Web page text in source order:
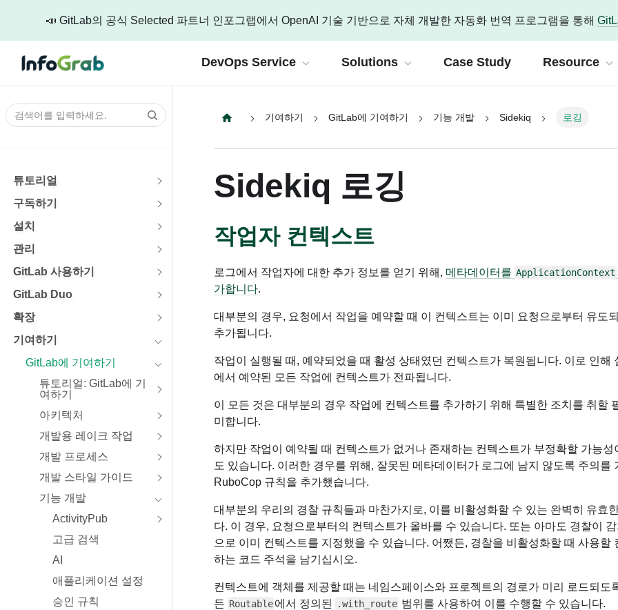
📣 GitLab의 공식 Selected 파트너 인포그랩에서 OpenAI 기술 기반으로 자체 개발한 자동화 번역 프로그램을 통해
DevOps Service
AI DevSecOps Engineering
AI DevOps 플랫폼 엔지니어링
AI와 DevSecOps 구축으로 만드는 강력한 변화
통합 인증 및 권한 관리
안전하고 효율적인 제어를 위한 통합과 인증, 권한 관리
자동화 CI/CD 파이프라인
보안이 완전 통합된 고속 자동화 파이프라인
마이그레이션
DevOps 현대화를 위한 마이그레이션
AI Test & Security
DevOps
Solutions
GitLab
Mattermost
개발자를 위한 협업 플랫폼
Teleport
Case Study Resource
기술 리소스
기술 블로그
릴리즈/뉴스
GitLab 버전별 기능
공식 기술 문서
Teleport 공식 기술
Company Home
About IG
DevOps 엑셀러레이터 인포그랩 소개
Career
인포그랩과 함께 멤버로 성장하고 싶다면
Culture & Life
인포그랩의 지속 가능 경영(ESG) 소개
About IG
IG Youtube
튜토리얼
구독하기
설치
관리
GitLab 사용하기
GitLab Duo
확장
기여하기
GitLab에 기여하기
튜토리얼: GitLab에 기
여하기
아키텍처
개발용 레이크 작업
개발 프로세스
개발 스타일 가이드
기능 개발
ActivityPub
고급 검색
AI
애플리케이션 설정
승인 규칙
기여하기 GitLab에 기여하기 기능 개발 Sidekiq 로깅
Sidekiq 로깅
작업자 컨텍스트
로그에서 작업자에 대한 추가 정보를 얻기 위해, 메타데이터를 ApplicationContext
가합니다.
대부분의 경우, 요청에서 작업을 예약할 때 이 컨텍스트는 이미 요청으로부터 유도
추가됩니다.
작업이 실행될 때, 예약되었을 때 활성 상태였던 컨텍스트가 복원됩니다. 이로 인해
에서 예약된 모든 작업에 컨텍스트가 전파됩니다.
이 모든 것은 대부분의 경우 작업에 컨텍스트를 추가하기 위해 특별한 조치를 취할
미합니다.
하지만 작업이 예약될 때 컨텍스트가 없거나 존재하는 컨텍스트가 부정확할 가능성
도 있습니다. 이러한 경우를 위해, 잘못된 메타데이터가 로그에 남지 않도록 주의를
RuboCop 규칙을 추가했습니다.
대부분의 우리의 경찰 규칙들과 마찬가지로, 이를 비활성화할 수 있는 완벽히 유효
다. 이 경우, 요청으로부터의 컨텍스트가 올바를 수 있습니다. 또는 아마도 경찰이
으로 이미 컨텍스트를 지정했을 수 있습니다. 어쨌든, 경찰을 비활성화할 때 사용할
하는 코드 주석을 남기십시오.
컨텍스트에 객체를 제공할 때는 네임스페이스와 프로젝트의 경로가 미리 로드되도
든 Routable에서 정의된 .with_route 범위를 사용하여 이를 수행할 수 있습니다.